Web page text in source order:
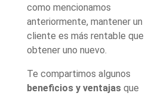
como mencionamos
anteriormente, mantener un
cliente es más rentable que
obtener uno nuevo.
Te compartimos algunos
beneficios y ventajas que